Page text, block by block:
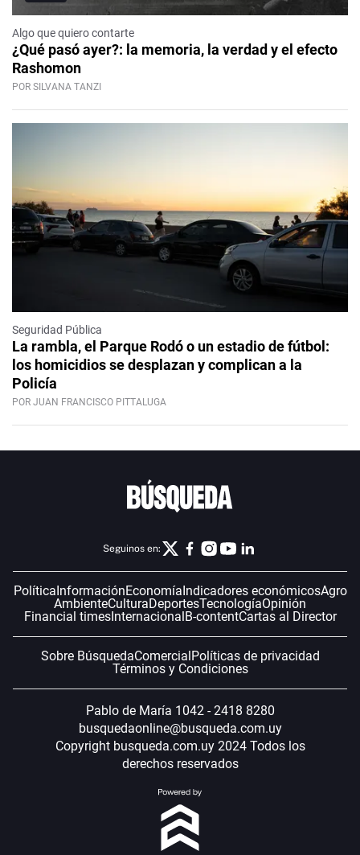
Algo que quiero contarte
¿Qué pasó ayer?: la memoria, la verdad y el efecto
Rashomon
POR SILVANA TANZI
Seguridad Pública
La rambla, el Parque Rodó o un estadio de fútbol:
los homicidios se desplazan y complican a la
Policía
POR JUAN FRANCISCO PITTALUGA
Seguinos en:
PolíticaInformaciónEconomíaIndicadores económicosAgro
AmbienteCulturaDeportesTecnologíaOpinión
Financial timesInternacionalB-contentCartas al Director
Sobre BúsquedaComercialPolíticas de privacidad
Términos y Condiciones
Pablo de María 1042 - 2418 8280
busquedaonline@busqueda.com.uy
Copyright busqueda.com.uy 2024 Todos los
derechos reservados